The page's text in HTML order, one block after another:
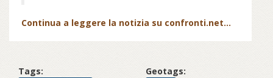
Continua a leggere la notizia su confronti.net...
Tags:
Geotags: